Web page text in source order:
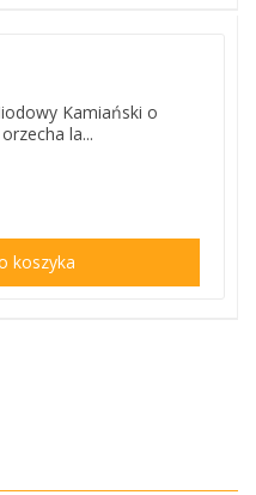
Kamiański o
la...
koszyka